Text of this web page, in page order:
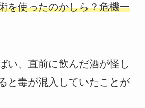
を使ったのかしら？危機一
い、直前に飲んだ酒が怪し
と毒が混入していたことが